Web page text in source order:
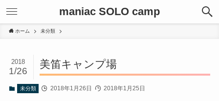
maniac SOLO camp
ホーム 未分類
美笛キャンプ場
2018
1/26
未分類 2018年1月26日 2018年1月25日